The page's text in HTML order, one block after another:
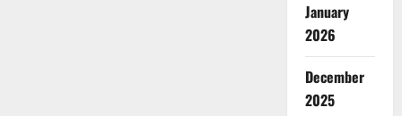
January
2026
December
2025